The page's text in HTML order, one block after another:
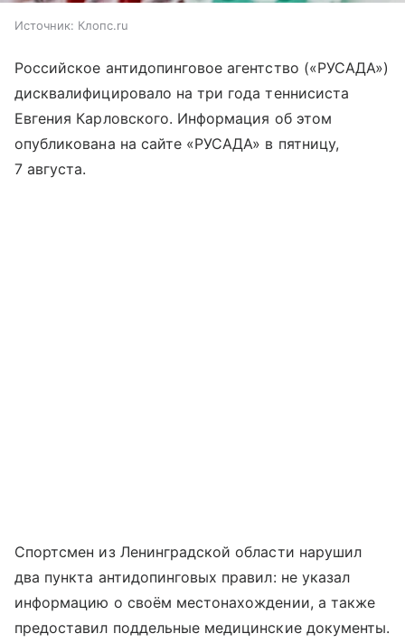
Источник: Клопс.ru
Российское антидопинговое агентство («РУСАДА»)
дисквалифицировало на три года теннисиста
Евгения Карловского. Информация об этом
опубликована на сайте «РУСАДА» в пятницу,
7 августа.
Спортсмен из Ленинградской области нарушил
два пункта антидопинговых правил: не указал
информацию о своём местонахождении, а также
предоставил поддельные медицинские документы.